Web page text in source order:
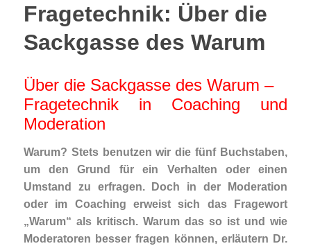
Fragetechnik: Über die
Sackgasse des Warum
Über die Sackgasse des Warum –
Fragetechnik in Coaching und
Moderation
Warum? Stets benutzen wir die fünf Buchstaben,
um den Grund für ein Verhalten oder einen
Umstand zu erfragen. Doch in der Moderation
oder im Coaching erweist sich das Fragewort
„Warum“ als kritisch. Warum das so ist und wie
Moderatoren besser fragen können, erläutern Dr.